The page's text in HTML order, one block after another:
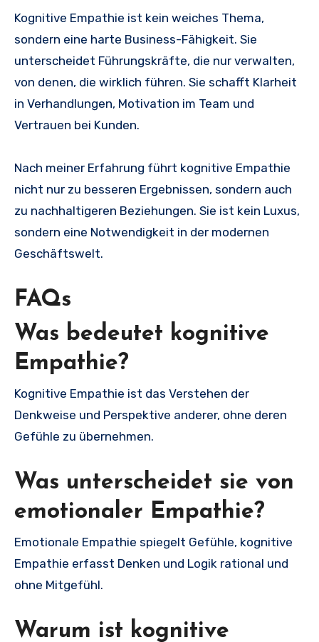
Kognitive Empathie ist kein weiches Thema,
sondern eine harte Business-Fähigkeit. Sie
unterscheidet Führungskräfte, die nur verwalten,
von denen, die wirklich führen. Sie schafft Klarheit
in Verhandlungen, Motivation im Team und
Vertrauen bei Kunden.
Nach meiner Erfahrung führt kognitive Empathie
nicht nur zu besseren Ergebnissen, sondern auch
zu nachhaltigeren Beziehungen. Sie ist kein Luxus,
sondern eine Notwendigkeit in der modernen
Geschäftswelt.
FAQs
Was bedeutet kognitive
Empathie?
Kognitive Empathie ist das Verstehen der
Denkweise und Perspektive anderer, ohne deren
Gefühle zu übernehmen.
Was unterscheidet sie von
emotionaler Empathie?
Emotionale Empathie spiegelt Gefühle, kognitive
Empathie erfasst Denken und Logik rational und
ohne Mitgefühl.
Warum ist kognitive